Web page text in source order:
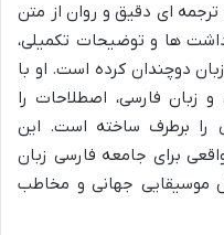
ای دقیق و روان از متن
ها و توضیحات تکمیلی،
دوچندان کرده است. او با
زبان فارسی، اصطلاحات را
را برطرف ساخته است. این
برای جامعه فارسی زبان
موسیقایی جهانی و مخاطب